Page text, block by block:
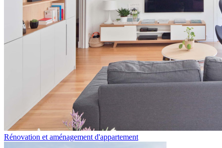
Rénovation et aménagement d'appartement